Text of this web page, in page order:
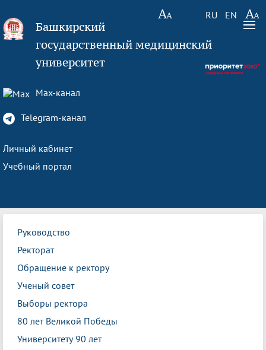
RU EN
Башкирский
государственный медицинский
университет
Max-канал
Telegram-канал
Личный кабинет
Учебный портал
Руководство
Ректорат
Обращение к ректору
Ученый совет
Выборы ректора
80 лет Великой Победы
Университету 90 лет